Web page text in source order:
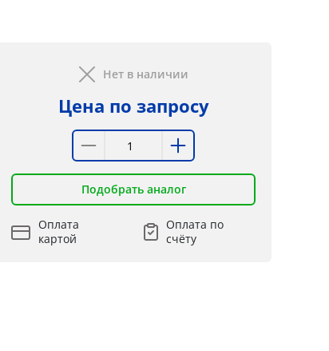
Нет в наличии
Цена по запросу
Подобрать аналог
Оплата
картой
Оплата по
счёту